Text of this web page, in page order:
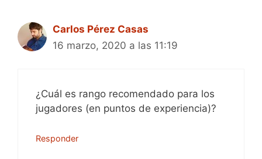
Carlos Pérez Casas
16 marzo, 2020 a las 11:19
¿Cuál es rango recomendado para los
jugadores (en puntos de experiencia)?
Responder